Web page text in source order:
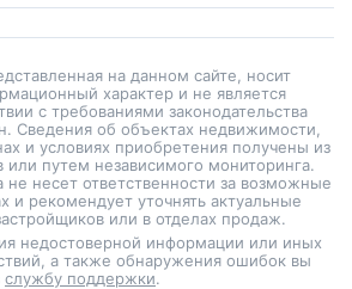
на данном сайте, носит
характер и не является
с требованиями законодательства
Сведения об объектах недвижимости,
и условиях приобретения получены из
или путем независимого мониторинга.
не несет ответственности за возможные
и рекомендует уточнять актуальные
или в отделах продаж.
недостоверной информации или иных
а также обнаружения ошибок вы
службу поддержки.